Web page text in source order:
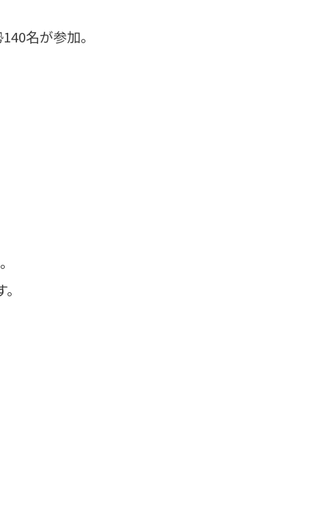
名が参加。